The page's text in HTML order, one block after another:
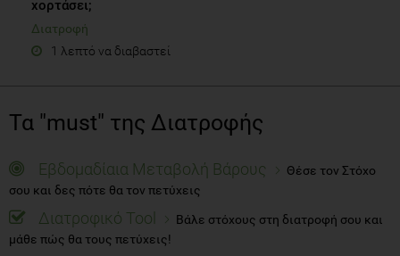
χορτάσει;
Διατροφή
1 λεπτό να διαβαστεί
Τα "must" της Διατροφής
Εβδομαδίαια Μεταβολή Βάρους
Θέσε τον Στόχο
σου και δες πότε θα τον πετύχεις
Διατροφικό Tool
Βάλε στόχους στη διατροφή σου και
μάθε πώς θα τους πετύχεις!